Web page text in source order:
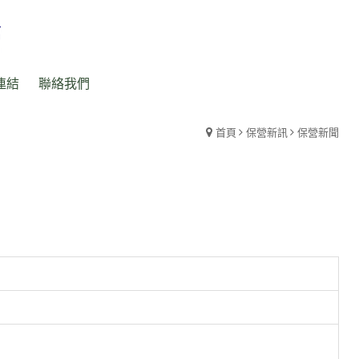
結 聯絡我們
首頁 保營新訊 保營新聞